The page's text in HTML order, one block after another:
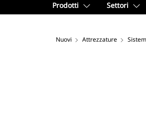
Prodotti Settori
Nuovi Attrezzature